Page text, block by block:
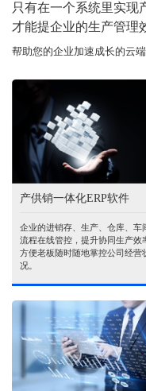
只有在一个系统里实现
才能提企业的生产管理
帮助您的企业加速成长的云
产供销一体化ERP软件
企业的进销存、生产、仓库、车
流程在线管控，提升协同生产效
方便老板随时随地掌控公司经营
况。